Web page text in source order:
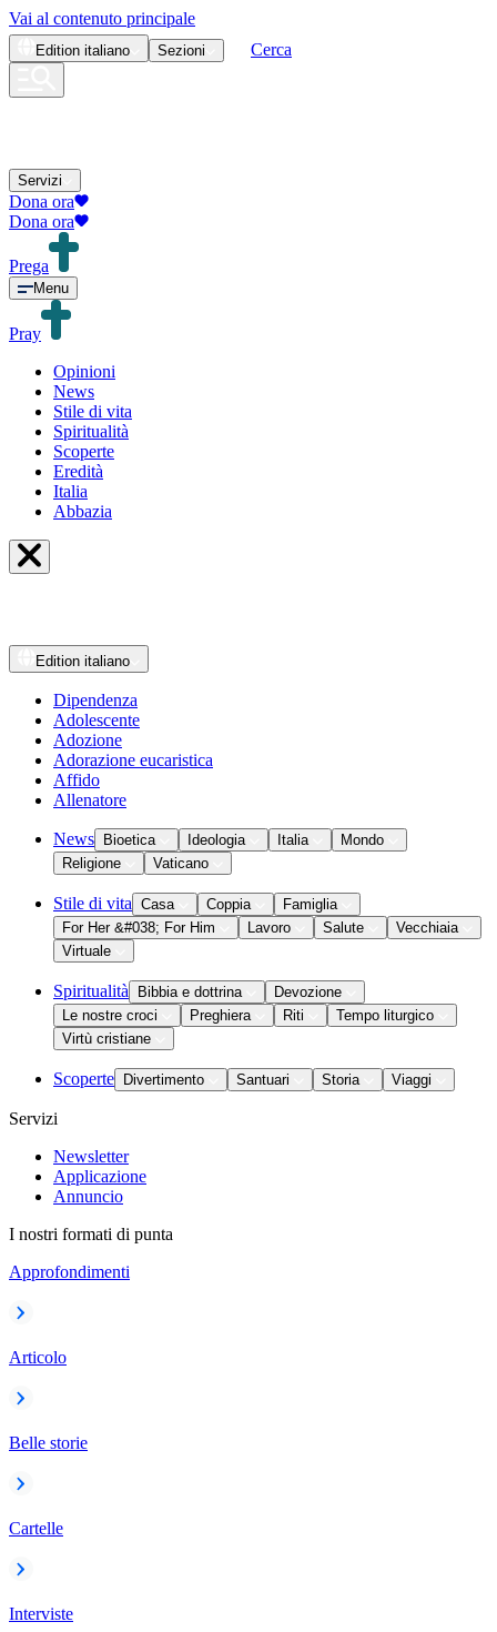
Vai al contenuto principale
Edition italiano Sezioni Cerca
Servizi
Dona ora
Dona ora
Prega
Menu
Pray
Opinioni
News
Stile di vita
Spiritualità
Scoperte
Eredità
Italia
Abbazia
Edition italiano
Dipendenza
Adolescente
Adozione
Adorazione eucaristica
Affido
Allenatore
News Bioetica Ideologia Italia
Mondo
Religione
Vaticano
Stile di vita Casa Coppia
Famiglia
For Her &#038; For Him
Lavoro Salute
Vecchiaia
Virtuale
Spiritualità Bibbia e dottrina
Devozione
Le nostre croci
Preghiera Riti
Tempo liturgico
Virtù cristiane
Scoperte Divertimento Santuari Storia Viaggi
Servizi
Newsletter
Applicazione
Annuncio
I nostri formati di punta
Approfondimenti
Articolo
Belle storie
Cartelle
Interviste